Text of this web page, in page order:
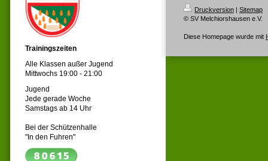
Trainingszeiten
Alle Klassen außer Jugend
Mittwochs 19:00 - 21:00
Jugend
Jede gerade Woche
Samstags ab 14 Uhr
Bei der Schützenhalle
"In den Fuhren"
Druckversion | Sitemap
© SV Melchiorshausen e.V.
Diese Homepage wurde mit